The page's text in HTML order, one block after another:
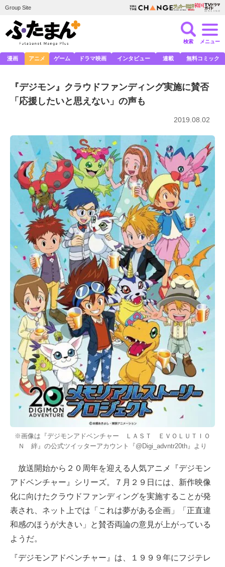
Group Site
検索 メニュー
漫画 アニメ ゲーム ドラマ映画 インタビュー 連載 無料コミック
『デジモン』クラウドファンディング実施に賛否
「応援したいと思えない」の声も
2019.08.02
※画像は『デジモンアドベンチャー ＬＡＳＴ ＥＶＯＬＵＴＩＯ
Ｎ 絆』の公式ツイッターアカウント『@Digi_advntr20th』より
放送開始から２０周年を迎える人気アニメ『デジモン
アドベンチャー』シリーズ。７月２９日には、新作映像
化に向けたクラウドファンディングを実施することが発
表され、ネット上では「これは夢がある企画」「正直違
和感のほうが大きい」と賛否両論の意見が上がっている
ようだ。
『デジモンアドベンチャー』は、１９９９年にフジテレ